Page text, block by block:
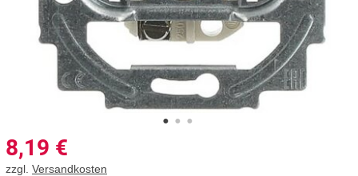
8,19 €
zzgl. Versandkosten